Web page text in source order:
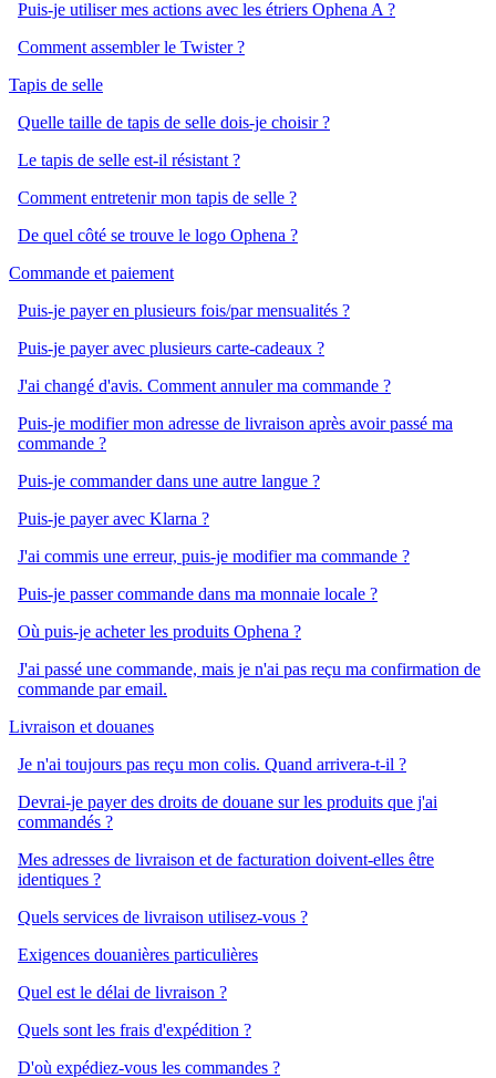
Puis-je utiliser mes actions avec les étriers Ophena A ?
Comment assembler le Twister ?
Tapis de selle
Quelle taille de tapis de selle dois-je choisir ?
Le tapis de selle est-il résistant ?
Comment entretenir mon tapis de selle ?
De quel côté se trouve le logo Ophena ?
Commande et paiement
Puis-je payer en plusieurs fois/par mensualités ?
Puis-je payer avec plusieurs carte-cadeaux ?
J'ai changé d'avis. Comment annuler ma commande ?
Puis-je modifier mon adresse de livraison après avoir passé ma
commande ?
Puis-je commander dans une autre langue ?
Puis-je payer avec Klarna ?
J'ai commis une erreur, puis-je modifier ma commande ?
Puis-je passer commande dans ma monnaie locale ?
Où puis-je acheter les produits Ophena ?
J'ai passé une commande, mais je n'ai pas reçu ma confirmation de
commande par email.
Livraison et douanes
Je n'ai toujours pas reçu mon colis. Quand arrivera-t-il ?
Devrai-je payer des droits de douane sur les produits que j'ai
commandés ?
Mes adresses de livraison et de facturation doivent-elles être
identiques ?
Quels services de livraison utilisez-vous ?
Exigences douanières particulières
Quel est le délai de livraison ?
Quels sont les frais d'expédition ?
D'où expédiez-vous les commandes ?